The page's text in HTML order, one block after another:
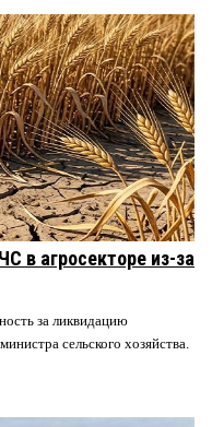
в агросекторе из-за
за ликвидацию
сельского хозяйства.